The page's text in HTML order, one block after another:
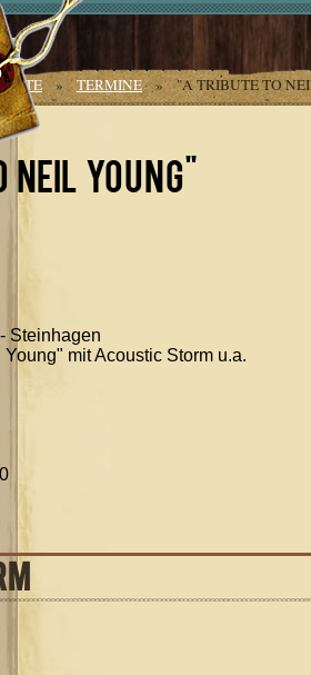
» TERMINE » "A TRIBUTE TO
Young"
Steinhagen
mit Acoustic Storm u.a.